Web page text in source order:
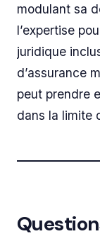
modulant sa
l’expertise
juridique
d’assurance
peut prendre
dans la limite